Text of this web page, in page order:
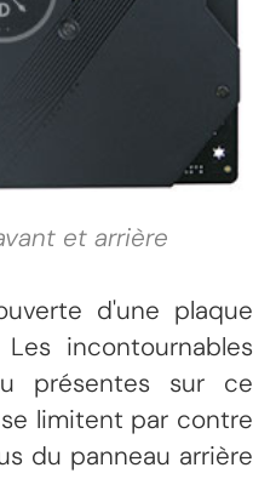
et arrière
d'une plaque
incontournables
présentes sur ce
limitent par contre
du panneau arrière